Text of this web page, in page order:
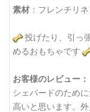
素材 ：フレンチリ
投げたり、引っ
めるおもちゃです
お客様のレビュー：
シェパードのため
高いと思います。